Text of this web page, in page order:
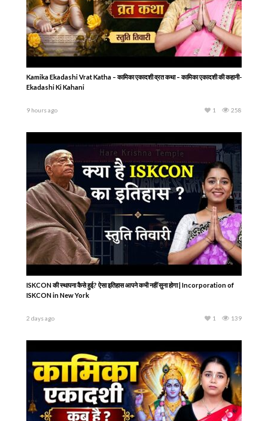
Kamika Ekadashi Vrat Katha – कामिका एकादशी व्रत कथा – कामिका एकादशी की कहानी-
Ekadashi Ki Kahani
9 hours ago 258
1
ISKCON की स्थापना कैसे हुई? ऐसा इतिहास आपने कभी नहीं सुना होगा | Incorporation of
ISKCON in New York
2 days ago 139
1